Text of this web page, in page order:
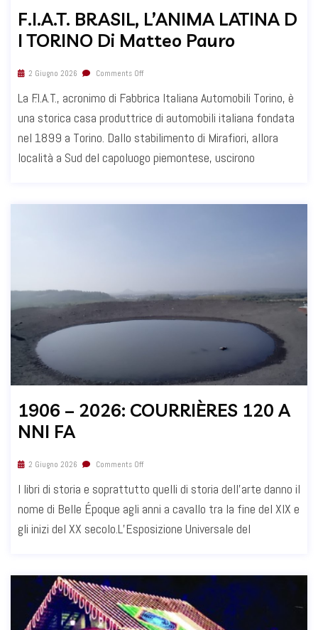
F.I.A.T. BRASIL, L’ANIMA LATINA D
I TORINO Di Matteo Pauro
2 Giugno 2026 Comments Off
La F.I.A.T., acronimo di Fabbrica Italiana Automobili Torino, è
una storica casa produttrice di automobili italiana fondata
nel 1899 a Torino. Dallo stabilimento di Mirafiori, allora
località a Sud del capoluogo piemontese, uscirono
1906 – 2026: COURRIÈRES 120 A
NNI FA
2 Giugno 2026 Comments Off
I libri di storia e soprattutto quelli di storia dell’arte danno il
nome di Belle Époque agli anni a cavallo tra la fine del XIX e
gli inizi del XX secolo.L’Esposizione Universale del